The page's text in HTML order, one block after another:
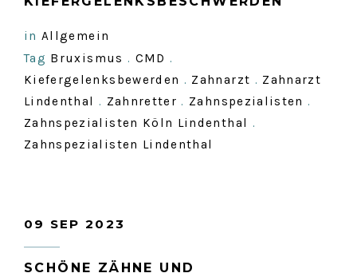
in Allgemein
Tag Bruxismus . CMD .
Kiefergelenksbewerden . Zahnarzt . Zahnarzt
Lindenthal . Zahnretter . Zahnspezialisten .
Zahnspezialisten Köln Lindenthal .
Zahnspezialisten Lindenthal
09 SEP 2023
SCHÖNE ZÄHNE UND